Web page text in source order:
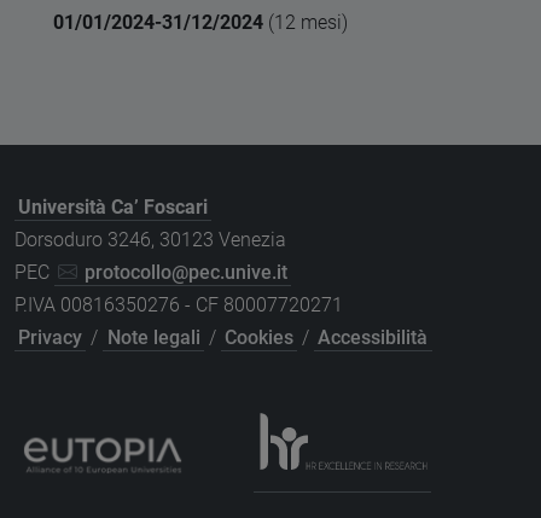
01/01/2024-31/12/2024 (12 mesi)
Università Ca’ Foscari
Dorsoduro 3246, 30123 Venezia
PEC
protocollo@pec.unive.it
P.IVA 00816350276 - CF 80007720271
Privacy / Note legali / Cookies / Accessibilità